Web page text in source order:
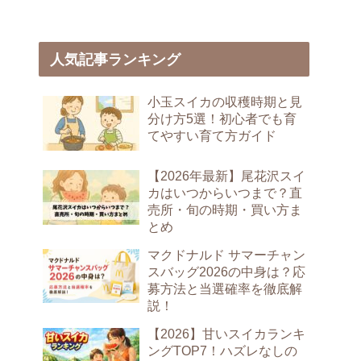
人気記事ランキング
小玉スイカの収穫時期と見
分け方5選！初心者でも育
てやすい育て方ガイド
【2026年最新】尾花沢スイ
カはいつからいつまで？直
売所・旬の時期・買い方ま
とめ
マクドナルド サマーチャン
スバッグ2026の中身は？応
募方法と当選確率を徹底解
説！
【2026】甘いスイカランキ
ングTOP7！ハズレなしの